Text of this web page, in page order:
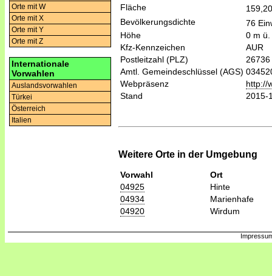
Orte mit W
Orte mit X
Orte mit Y
Orte mit Z
Internationale
Vorwahlen
Auslandsvorwahlen
Türkei
Österreich
Italien
Fläche
Bevölkerungsdichte
76
Höhe
0 m ü.
Kfz-Kennzeichen
AUR
Postleitzahl (PLZ)
26736
Amtl. Gemeindeschlüssel (AGS)
Webpräsenz
http://
Stand
2015-
Weitere Orte in der Umgebung
Vorwahl
Ort
04925
Hinte
04934
Marienhafe
04920
Wirdum